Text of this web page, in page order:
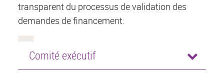
transparent du processus de validation des
demandes de financement.
Comité exécutif